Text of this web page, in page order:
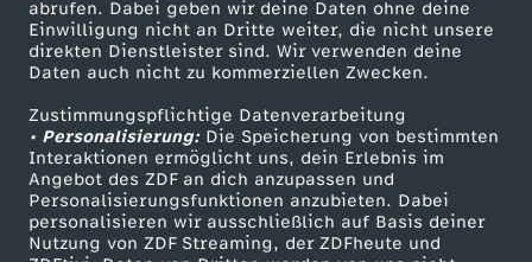
abrufen. Dabei geben wir deine Daten ohne deine
Einwilligung nicht an Dritte weiter, die nicht unsere
direkten Dienstleister sind. Wir verwenden deine
Daten auch nicht zu kommerziellen Zwecken.
Zustimmungspflichtige Datenverarbeitung
• Personalisierung:Die Speicherung von bestimmten
Interaktionen ermöglicht uns, dein Erlebnis im
Angebot des ZDF an dich anzupassen und
Personalisierungsfunktionen anzubieten. Dabei
personalisieren wir ausschließlich auf Basis deiner
Nutzung von ZDF Streaming, der ZDFheute und
Smart TV
ZDFtext
Livestreams
Sendungen A-Z
TV-Programm
Kontakt zum ZDF
Tickets
Zuschauerservice
Hilfe